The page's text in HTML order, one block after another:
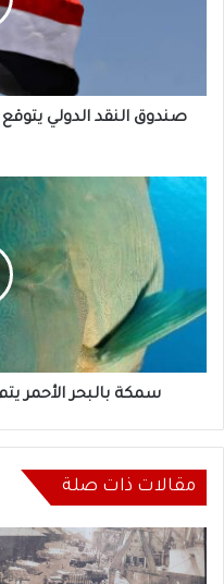
في
2025صندوق النقد الدولي
سمكة
النشرة
سمكة بالبحر الأحمر
مقالات ذات صلة